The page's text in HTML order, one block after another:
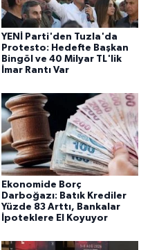
YENİ Parti'den Tuzla'da
Protesto: Hedefte Başkan
Bingöl ve 40 Milyar TL'lik
İmar Rantı Var
Ekonomide Borç
Darboğazı: Batık Krediler
Yüzde 83 Arttı, Bankalar
İpoteklere El Koyuyor